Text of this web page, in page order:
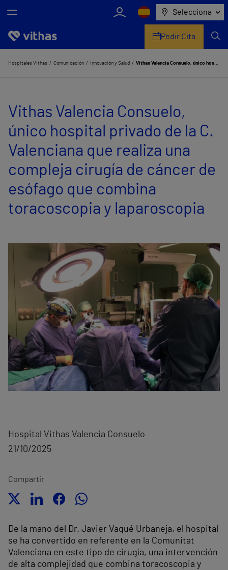
Selecciona
Nosotros
Servicios de salud
Equipo médico y asistencial
Comunicación
Pedir Cita
Hospitales Vithas Comunicación Innovación y Salud Vithas Valencia Consuelo, único hospital privado de la C. Valenciana que realiza una compleja cirugía de cáncer de esófago que combina toracoscopia y laparoscopia
Vithas Valencia Consuelo,
único hospital privado de la C.
Valenciana que realiza una
compleja cirugía de cáncer de
esófago que combina
toracoscopia y laparoscopia
Hospital Vithas Valencia Consuelo
21/10/2025
Compartir
De la mano del Dr. Javier Vaqué Urbaneja, el hospital
se ha convertido en referente en la Comunitat
Valenciana en este tipo de cirugía, una intervención
de alta complejidad que combina toracoscopia y